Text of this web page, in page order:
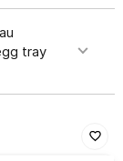
tray